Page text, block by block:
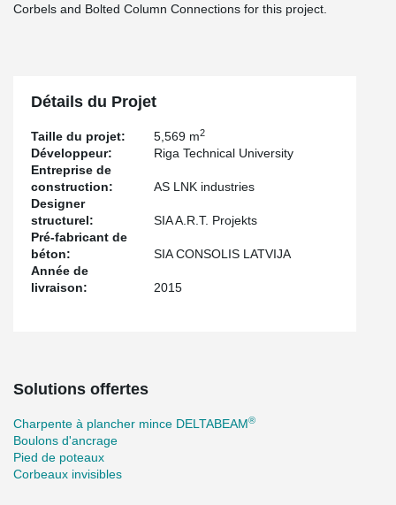
Corbels and Bolted Column Connections for this project.
Détails du Projet
Taille du projet: 5,569 m2
Développeur:
Riga Technical University
Entreprise de
construction:
AS LNK industries
Designer
structurel:
SIA A.R.T. Projekts
Pré-fabricant de
béton:
SIA CONSOLIS LATVIJA
Année de
livraison:
2015
Solutions offertes
Charpente à plancher mince DELTABEAM®
Boulons d'ancrage
Pied de poteaux
Corbeaux invisibles